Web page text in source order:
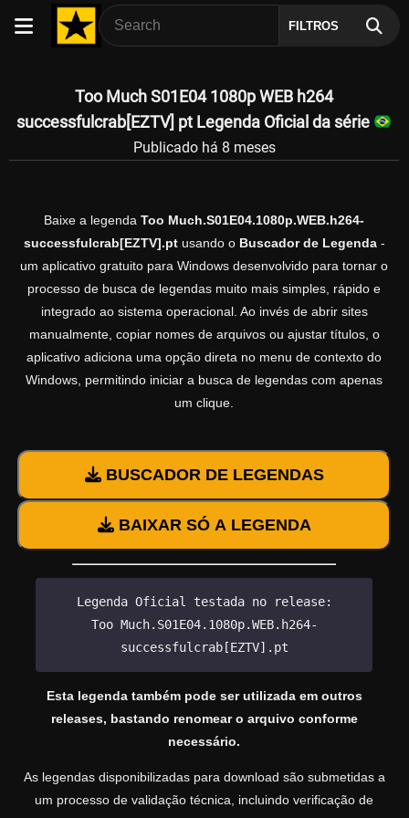
FILTROS
Too Much S01E04 1080p WEB h264
successfulcrab[EZTV] pt Legenda Oficial da série
Publicado há 8 meses
Baixe a legenda Too Much.S01E04.1080p.WEB.h264-
successfulcrab[EZTV].ptusando o Buscador de Legenda-
um aplicativo gratuito para Windows desenvolvido para tornar o
processo de busca de legendas muito mais simples, rápido e
integrado ao sistema operacional. Ao invés de abrir sites
manualmente, copiar nomes de arquivos ou ajustar títulos, o
aplicativo adiciona uma opção direta no menu de contexto do
Windows, permitindo iniciar a busca de legendas com apenas
um clique.
BUSCADOR DE LEGENDAS
BAIXAR SÓ A LEGENDA
Legenda Oficial testada no release:
Too Much.S01E04.1080p.WEB.h264-
successfulcrab[EZTV].pt
Esta legenda também pode ser utilizada em outros
releases, bastando renomear o arquivo conforme
necessário.
As legendas disponibilizadas para download são submetidas a
um processo de validação técnica, incluindo verificação de